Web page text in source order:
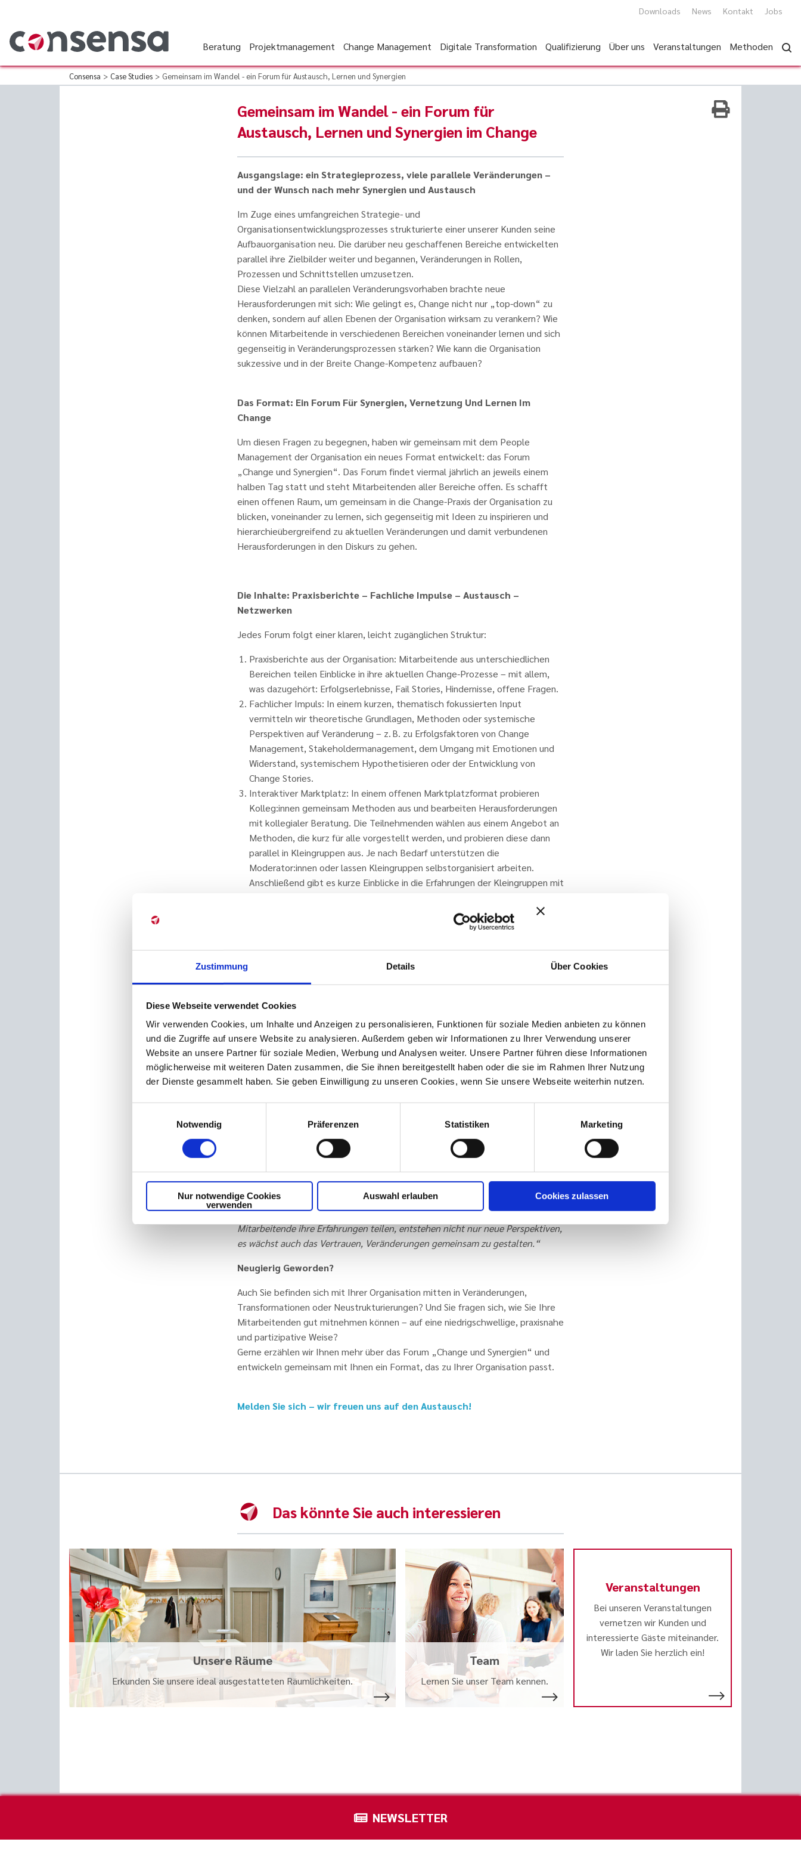
Zustimmung Details Über Cookies
Diese Webseite verwendet Cookies
Wir verwenden Cookies, um Inhalte und Anzeigen zu personalisieren, Funktionen für soziale Medien anbieten zu können
und die Zugriffe auf unsere Website zu analysieren. Außerdem geben wir Informationen zu Ihrer Verwendung unserer
Website an unsere Partner für soziale Medien, Werbung und Analysen weiter. Unsere Partner führen diese Informationen
möglicherweise mit weiteren Daten zusammen, die Sie ihnen bereitgestellt haben oder die sie im Rahmen Ihrer Nutzung
der Dienste gesammelt haben. Sie geben Einwilligung zu unseren Cookies, wenn Sie unsere Webseite weiterhin nutzen.
Notwendig
Präferenzen Statistiken Marketing
Nur notwendige Cookies
verwenden
Auswahl erlauben Cookies zulassen
Downloads News Kontakt Jobs
Beratung Projektmanagement Change Management Digitale Transformation Qualifizierung Über uns Veranstaltungen Methoden
Consensa > Case Studies > Gemeinsam im Wandel - ein Forum für Austausch, Lernen und Synergien
Gemeinsam im Wandel - ein Forum für
Austausch, Lernen und Synergien im Change
Ausgangslage: ein Strategieprozess, viele parallele Veränderungen –
und der Wunsch nach mehr Synergien und Austausch
Im Zuge eines umfangreichen Strategie- und
Organisationsentwicklungsprozesses strukturierte einer unserer Kunden seine
Aufbauorganisation neu. Die darüber neu geschaffenen Bereiche entwickelten
parallel ihre Zielbilder weiter und begannen, Veränderungen in Rollen,
Prozessen und Schnittstellen umzusetzen.
Diese Vielzahl an parallelen Veränderungsvorhaben brachte neue
Herausforderungen mit sich: Wie gelingt es, Change nicht nur „top-down“ zu
denken, sondern auf allen Ebenen der Organisation wirksam zu verankern? Wie
können Mitarbeitende in verschiedenen Bereichen voneinander lernen und sich
gegenseitig in Veränderungsprozessen stärken? Wie kann die Organisation
sukzessive und in der Breite Change-Kompetenz aufbauen?
Das Format: Ein Forum Für Synergien, Vernetzung Und Lernen Im
Change
Um diesen Fragen zu begegnen, haben wir gemeinsam mit dem People
Management der Organisation ein neues Format entwickelt: das Forum
„Change und Synergien“. Das Forum findet viermal jährlich an jeweils einem
halben Tag statt und steht Mitarbeitenden aller Bereiche offen. Es schafft
einen offenen Raum, um gemeinsam in die Change-Praxis der Organisation zu
blicken, voneinander zu lernen, sich gegenseitig mit Ideen zu inspirieren und
hierarchieübergreifend zu aktuellen Veränderungen und damit verbundenen
Herausforderungen in den Diskurs zu gehen.
Die Inhalte: Praxisberichte – Fachliche Impulse – Austausch –
Netzwerken
Jedes Forum folgt einer klaren, leicht zugänglichen Struktur:
Praxisberichte aus der Organisation: Mitarbeitende aus unterschiedlichen
Bereichen teilen Einblicke in ihre aktuellen Change-Prozesse – mit allem,
was dazugehört: Erfolgserlebnisse, Fail Stories, Hindernisse, offene Fragen.
Fachlicher Impuls: In einem kurzen, thematisch fokussierten Input
vermitteln wir theoretische Grundlagen, Methoden oder systemische
Perspektiven auf Veränderung – z. B. zu Erfolgsfaktoren von Change
Management, Stakeholdermanagement, dem Umgang mit Emotionen und
Widerstand, systemischem Hypothetisieren oder der Entwicklung von
Change Stories.
Interaktiver Marktplatz: In einem offenen Marktplatzformat probieren
Kolleg:innen gemeinsam Methoden aus und bearbeiten Herausforderungen
mit kollegialer Beratung. Die Teilnehmenden wählen aus einem Angebot an
Methoden, die kurz für alle vorgestellt werden, und probieren diese dann
parallel in Kleingruppen aus. Je nach Bedarf unterstützen die
Moderator:innen oder lassen Kleingruppen selbstorganisiert arbeiten.
Anschließend gibt es kurze Einblicke in die Erfahrungen der Kleingruppen mit
Netzwerken: Zum Abschluss bleibt bewusst Raum für das informelle
Gespräch – um Beziehungen zu stärken, Ideen weiterzuentwickeln und neue
Das Forum lebt von der Offenheit der Beteiligten – und davon, dass
Veränderung nicht als abstraktes Konzept, sondern als konkrete Erfahrung in
Der Nutzen: Transparenz, Vernetzung, Praktische Change-Kompetenz
Das Forum wird von den Teilnehmenden als praxisnah, motivierend und
niedrigschwellig erlebt. Es ermöglicht:
Change-Kompetenz in der Breite der Organisation aufzubauen, nicht nur bei
voneinander lernen können.
Netzwerke und Synergien zu schaffen, die im Arbeitsalltag weiterwirken.
Lernräume zu schaffen, in denen Veränderung verstehbar, handhabbar wird.
Head of People Management über das Forum: „Das Forum ist ein voller Erfolg,
weil es zeigt wie viel Kraft in kollegialem Austausch steckt. Wenn
Mitarbeitende ihre Erfahrungen teilen, entstehen nicht nur neue Perspektiven,
es wächst auch das Vertrauen, Veränderungen gemeinsam zu gestalten.“
Neugierig Geworden?
Auch Sie befinden sich mit Ihrer Organisation mitten in Veränderungen,
Transformationen oder Neustrukturierungen? Und Sie fragen sich, wie Sie Ihre
Mitarbeitenden gut mitnehmen können – auf eine niedrigschwellige, praxisnahe
und partizipative Weise?
Gerne erzählen wir Ihnen mehr über das Forum „Change und Synergien“ und
entwickeln gemeinsam mit Ihnen ein Format, das zu Ihrer Organisation passt.
Melden Sie sich – wir freuen uns auf den Austausch!
Das könnte Sie auch interessieren
Unsere Räume
Erkunden Sie unsere ideal ausgestatteten Räumlichkeiten.
Team
Lernen Sie unser Team kennen.
Veranstaltungen
Bei unseren Veranstaltungen
vernetzen wir Kunden und
interessierte Gäste miteinander.
Wir laden Sie herzlich ein!
NEWSLETTER